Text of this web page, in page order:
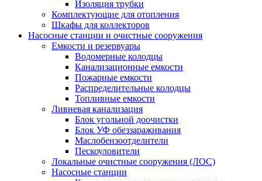
Изоляция трубки
Комплектующие для отопления
Шкафы для коллекторов
Насосные станции и очистные сооружения
Емкости и резервуары
Водомерные колодцы
Канализационные емкости
Пожарные емкости
Распределительные колодцы
Топливные емкости
Ливневая канализация
Блок угольной доочистки
Блок УФ обеззараживания
Маслобензоотделители
Пескоуловители
Локальные очистные сооружения (ЛОС)
Насосные станции